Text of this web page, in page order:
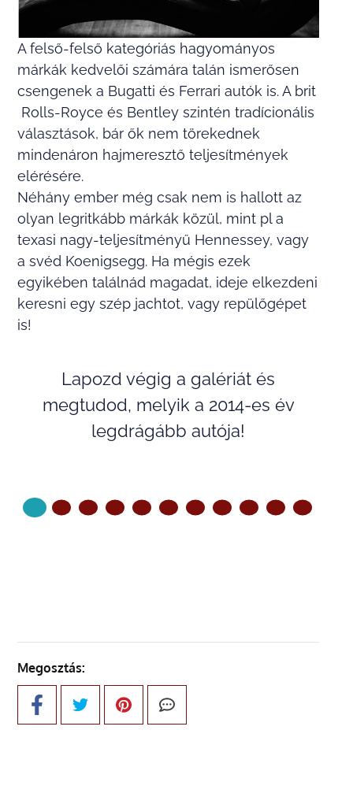
A felső-felső kategóriás hagyományos
márkák kedvelői számára talán ismerősen
csengenek a Bugatti és Ferrari autók is. A brit
Rolls-Royce és Bentley szintén tradícionális
választások, bár ők nem törekednek
mindenáron hajmeresztő teljesítmények
elérésére.
Néhány ember még csak nem is hallott az
olyan legritkább márkák közül, mint pl a
texasi nagy-teljesítményű Hennessey, vagy
a svéd Koenigsegg. Ha mégis ezek
egyikében találnád magadat, ideje elkezdeni
keresni egy szép jachtot, vagy repülőgépet
is!
Lapozd végig a galériát és
megtudod, melyik a 2014-es év
legdrágább autója!
Megosztás: